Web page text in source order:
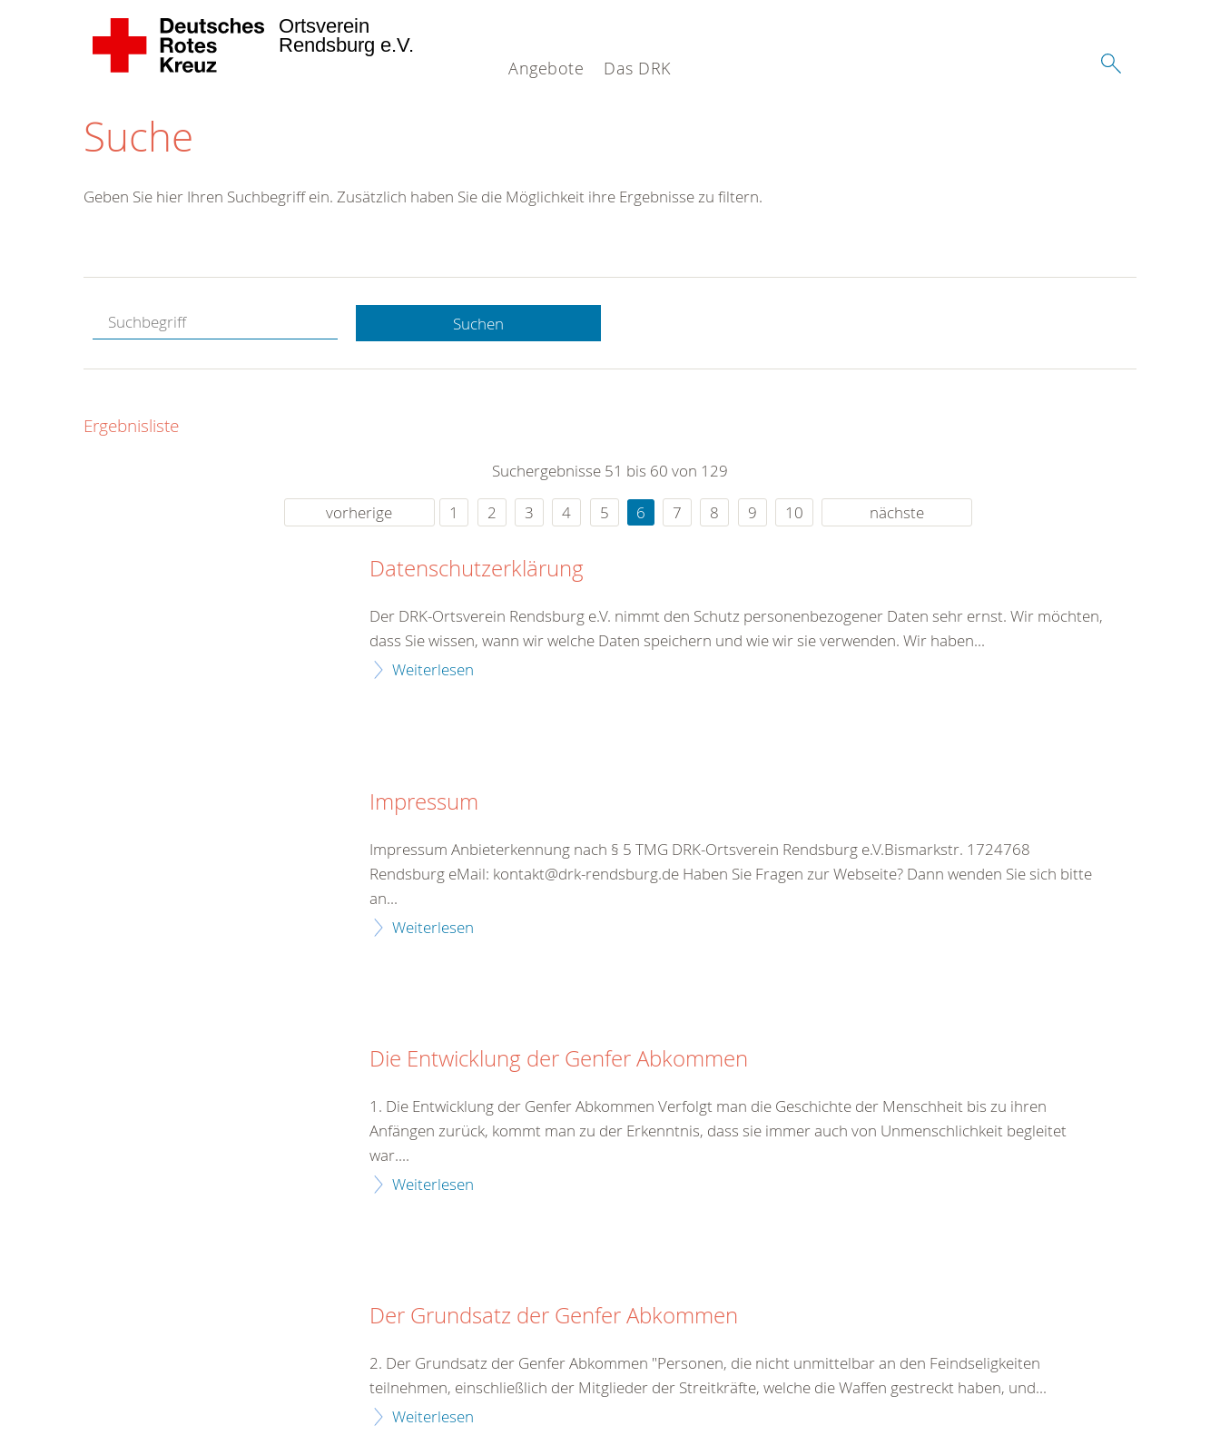
Angebote Das DRK
Ortsverein
Rendsburg e.V.
Suche
Hotline.
gerne.
rund um die Uhr
Geben Sie hier Ihren Suchbegriff ein. Zusätzlich haben Sie die Möglichkeit ihre Ergebnisse zu filtern.
Suchen
Ergebnisliste
Suchergebnisse 51 bis 60 von 129
vorherige
1 2 3 4 5 6 7 8 9 10 nächste
Datenschutzerklärung
Der DRK-Ortsverein Rendsburg e.V. nimmt den Schutz personenbezogener Daten sehr ernst. Wir möchten,
dass Sie wissen, wann wir welche Daten speichern und wie wir sie verwenden. Wir haben...
Weiterlesen
Impressum
Impressum Anbieterkennung nach § 5 TMG DRK-Ortsverein Rendsburg e.V.Bismarkstr. 1724768
Rendsburg eMail: kontakt@drk-rendsburg.de Haben Sie Fragen zur Webseite? Dann wenden Sie sich bitte
an...
Weiterlesen
Die Entwicklung der Genfer Abkommen
1. Die Entwicklung der Genfer Abkommen Verfolgt man die Geschichte der Menschheit bis zu ihren
Anfängen zurück, kommt man zu der Erkenntnis, dass sie immer auch von Unmenschlichkeit begleitet
war....
Weiterlesen
Der Grundsatz der Genfer Abkommen
2. Der Grundsatz der Genfer Abkommen "Personen, die nicht unmittelbar an den Feindseligkeiten
teilnehmen, einschließlich der Mitglieder der Streitkräfte, welche die Waffen gestreckt haben, und...
Weiterlesen